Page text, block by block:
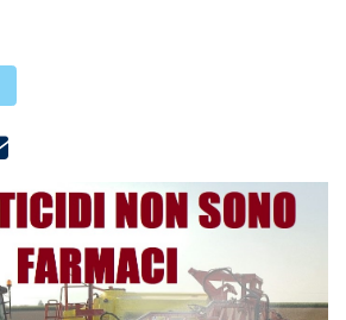
PFAS nei vini veneti
Manifestazione a Strasburgo